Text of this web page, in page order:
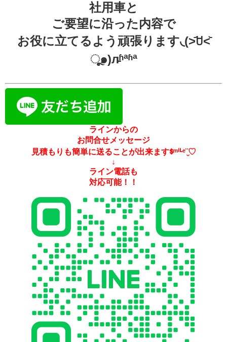
社用車と
ご要望に沿った内容で
お役に立てるよう頑張ります◟(˃᷄ꇴ˂᷅
ૂ๑)л̵ʱªʱª
ラインからの
お問合せメッセージ
見積もりも簡単に送ることが出来ますᙚᵐⁱᒻᵉ¨̮♡
↓
ライン電話も
対応可能！！